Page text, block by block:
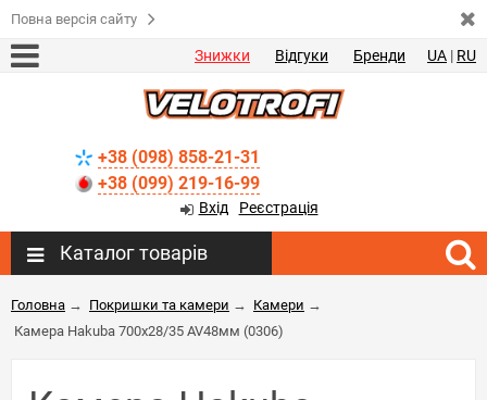
Повна версія сайту
Знижки Відгуки Бренди UA | RU
+38 (098) 858-21-31
+38 (099) 219-16-99
Вхід Реєстрація
Каталог товарів
Головна → Покришки та камери → Камери →
Камера Hakuba 700x28/35 AV48мм (0306)